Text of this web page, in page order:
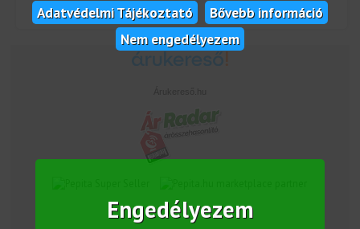
Adatvédelmi Tájékoztató
Bővebb információ
Nem engedélyezem
Engedélyezem